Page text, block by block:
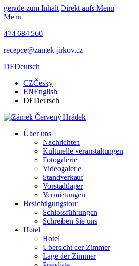
gerade zum Inhalt Direkt aufs Menu
Menu
474 684 560
recepce@zamek-jirkov.cz
DEDeutsch
CZČesky
ENEnglish
DEDeutsch
Über uns
Nachrichten
Kulturelle veranstaltungen
Fotogalerie
Videogalerie
Standverkauf
Vorstadtlager
Vermietungen
Besichtigungstour
Schlossführungen
Schreiben Sie uns
Hotel
Hotel
Übersicht der Zimmer
Lage der Zimmer